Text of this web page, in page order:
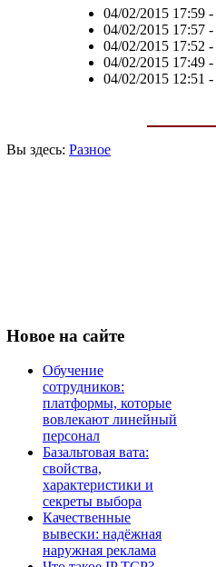
04/02/2015 17:59-
04/02/2015 17:57-
04/02/2015 17:52 -
04/02/2015 17:49-
04/02/2015 12:51 -
Вы здесь: Разное
Новое на сайте
Обучение
сотрудников:
платформы, которые
вовлекают линейный
персонал
Базальтовая вата:
свойства,
характеристики и
секреты выбора
Качественные
вывески: надёжная
наружная реклама